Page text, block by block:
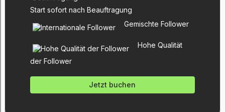
Start sofort nach Beauftragung
Gemischte Follower
Hohe Qualität
der Follower
Jetzt buchen